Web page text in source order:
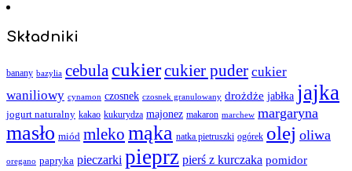
Składniki
banany bazylia cebula cukiercukier puder cukier
waniliowy cynamon czosnek czosnek granulowany drożdże jabłka jajka
jogurt naturalny kakao kukurydza majonez makaron marchew margaryna
masło miód mleko mąka natka pietruszki ogórek olej oliwa
oregano papryka pieczarki pieprz pierś z kurczaka pomidor